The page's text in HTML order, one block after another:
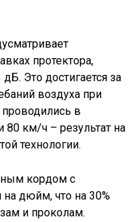
протектора,
Это достигается за
воздуха при
в
80 км/ч – результат на
технологии.
кордом с
на дюйм, что на 30%
и проколам.